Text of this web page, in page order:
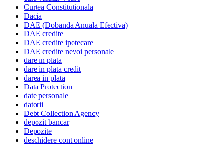
Curtea Constitutionala
Dacia
DAE (Dobanda Anuala Efectiva)
DAE credite
DAE credite ipotecare
DAE credite nevoi personale
dare in plata
dare in plata credit
darea in plata
Data Protection
date personale
datorii
Debt Collection Agency
depozit bancar
Depozite
deschidere cont online